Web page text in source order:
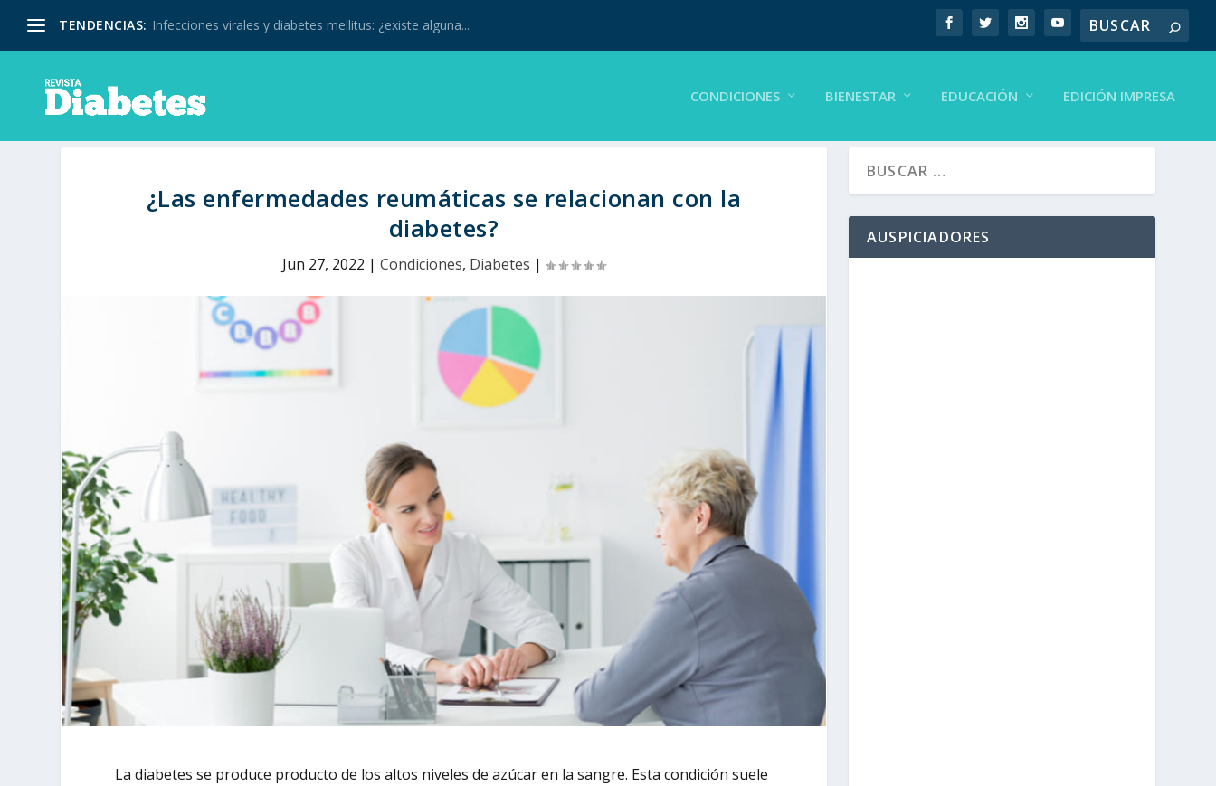
TENDENCIAS: Infecciones virales y diabetes mellitus: ¿existe alguna...
CONDICIONES BIENESTAR EDUCACIÓN EDICIÓN IMPRESA
¿Las enfermedades reumáticas se relacionan con la
diabetes?
Jun 27, 2022 |Condiciones, Diabetes |
La diabetes se produce producto de los altos niveles de azúcar en la sangre. Esta condición suele
AUSPICIADORES